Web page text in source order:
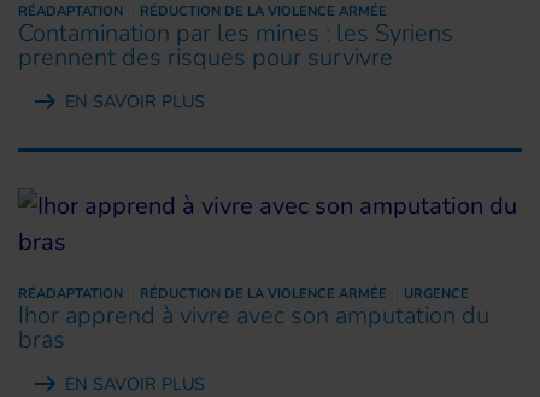
RÉADAPTATION RÉDUCTION DE LA VIOLENCE ARMÉE
Contamination par les mines : les Syriens
prennent des risques pour survivre
EN SAVOIR PLUS
RÉADAPTATION RÉDUCTION DE LA VIOLENCE ARMÉE URGENCE
Ihor apprend à vivre avec son amputation du
bras
EN SAVOIR PLUS